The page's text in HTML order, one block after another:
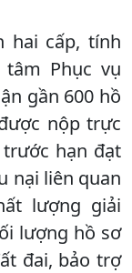
hai cấp, tính
tâm Phục vụ
gần 600 hồ
nộp trực
hạn đạt
nại liên quan
lượng giải
lượng hồ sơ
đai, bảo trợ